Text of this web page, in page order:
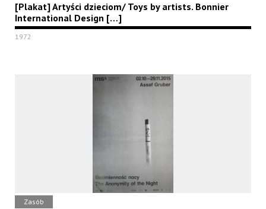
[Plakat] Artyści dzieciom/ Toys by artists. Bonnier
International Design […]
1972
Zasób